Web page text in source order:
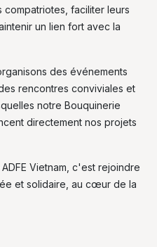
faciliter leurs
un lien fort avec la
des événements
rencontres conviviales et
notre Bouquinerie
directement nos projets
Vietnam, c'est rejoindre
et solidaire, au cœur de la